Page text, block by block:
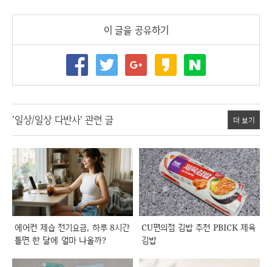
이 글을 공유하기
'일상/일상 다반사' 관련 글 더 보기
에어컨 제습 전기요금, 하루 8시간
틀면 한 달에 얼마 나올까?
CU편의점 김밥 추천 PBICK 제육
김밥